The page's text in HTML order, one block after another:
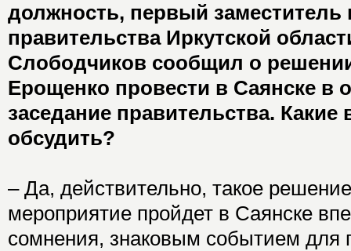
должность, первый заместитель
правительства Иркутской
Слободчиков сообщил о
Ерощенко провести в Саянске в
заседание правительства.
обсудить?
– Да, действительно, такое
мероприятие пройдет в Саянске
сомнения, знаковым событием для